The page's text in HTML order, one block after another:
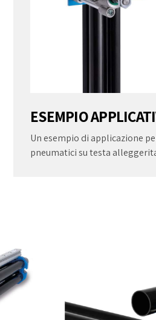
ESEMPIO
Un esempio di applicazione
pneumatici su testa